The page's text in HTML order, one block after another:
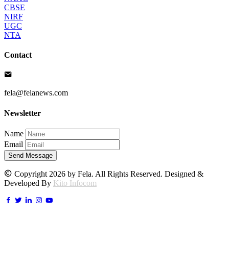
CBSE
NIRF
UGC
NTA
Contact
fela@felanews.com
Newsletter
Name
Email
Send Message
Copyright 2026 by Fela. All Rights Reserved. Designed &
Developed By Kito Infocom